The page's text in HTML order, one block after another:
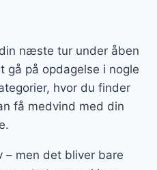
næste tur under åben
gå på opdagelse i nogle
hvor du finder
få medvind med din
– men det bliver bare